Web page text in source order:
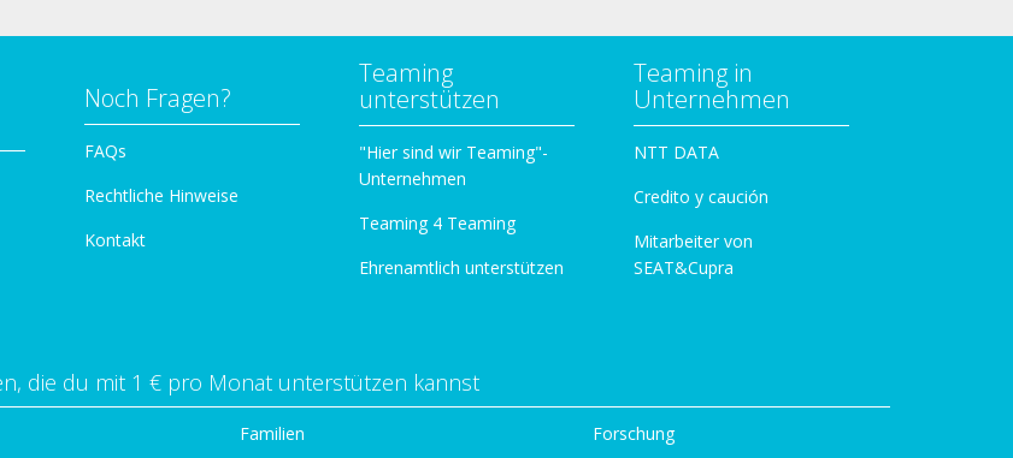
Noch Fragen?
FAQs
Rechtliche Hinweise
Kontakt
Teaming
unterstützen
"Hier sind wir Teaming"-
Unternehmen
Teaming 4 Teaming
Ehrenamtlich unterstützen
Teaming in
Unternehmen
NTT DATA
Credito y caución
Mitarbeiter von
SEAT&Cupra
die du mit 1 € pro Monat unterstützen kannst
Familien
Forschung